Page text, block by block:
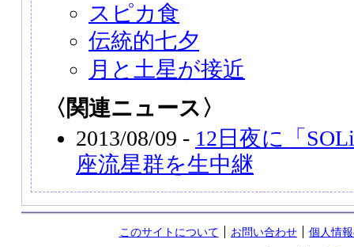
スピカ食
伝統的七夕
月と土星が接近
〈関連ニュース〉
2013/08/09 - 12日夜に「
座流星群を生中継
このサイトについて お問い合わせ
個人情